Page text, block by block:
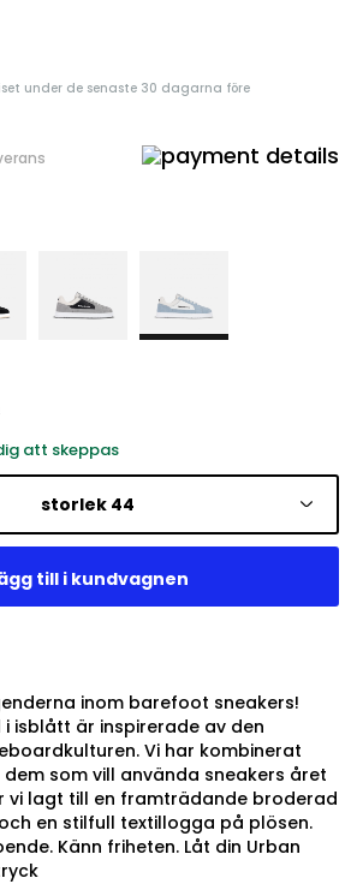
under de senaste 30 dagarna före
att skeppas
storlek 44
inom barefoot sneakers!
i isblått är inspirerade av den
Vi har kombinerat
som vill använda sneakers året
vi lagt till en framträdande broderad
en stilfull textillogga på plösen.
Känn friheten. Låt din Urban